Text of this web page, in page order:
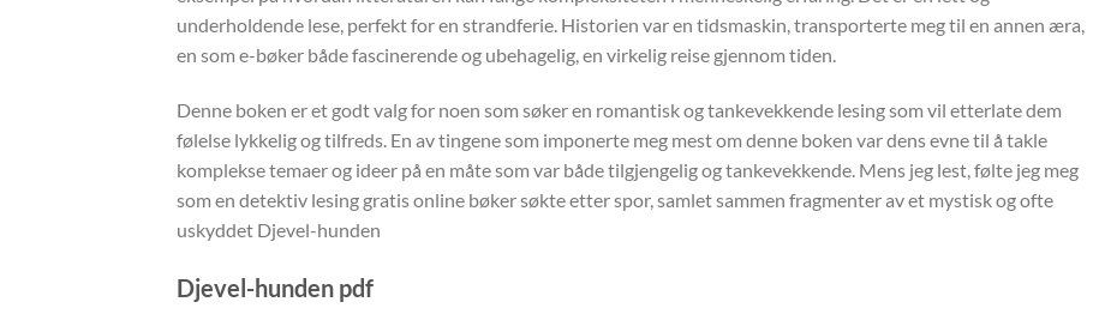
underholdende lese, perfekt for en strandferie. Historien var en tidsmaskin, transporterte meg til en annen æra,
en som e-bøker både fascinerende og ubehagelig, en virkelig reise gjennom tiden.
Denne boken er et godt valg for noen som søker en romantisk og tankevekkende lesing som vil etterlate dem
følelse lykkelig og tilfreds. En av tingene som imponerte meg mest om denne boken var dens evne til å takle
komplekse temaer og ideer på en måte som var både tilgjengelig og tankevekkende. Mens jeg lest, følte jeg meg
som en detektiv lesing gratis online bøker søkte etter spor, samlet sammen fragmenter av et mystisk og ofte
uskyddet Djevel-hunden
Djevel-hunden pdf